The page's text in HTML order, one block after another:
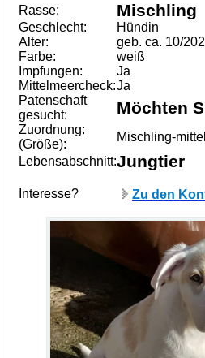
Rasse: Mischling
Geschlecht:
Hündin
Alter:
geb. ca. 10/
Farbe:
weiß
Impfungen:
Ja
Mittelmeercheck:Ja
Patenschaft
gesucht:
Möchten
Zuordnung:
(Größe):
Mischling-mittel
Lebensabschnitt:Jungtier
Interesse? Zu den